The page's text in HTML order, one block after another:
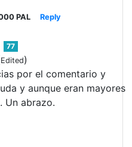
PAL Reply
77
Edited)
por el comentario y
y aunque eran mayores
Un abrazo.